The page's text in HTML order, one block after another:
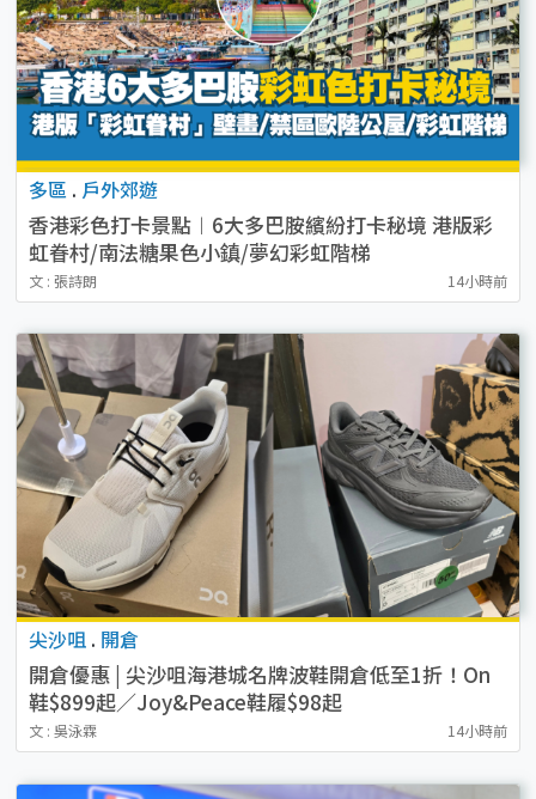
多區 . 戶外郊遊
香港彩色打卡景點︱6大多巴胺繽紛打卡秘境 港版彩
虹眷村/南法糖果色小鎮/夢幻彩虹階梯
文 : 張詩朗 14小時前
尖沙咀 . 開倉
開倉優惠 | 尖沙咀海港城名牌波鞋開倉低至1折！On
鞋$899起／Joy&Peace鞋履$98起
文 : 吳泳霖 14小時前